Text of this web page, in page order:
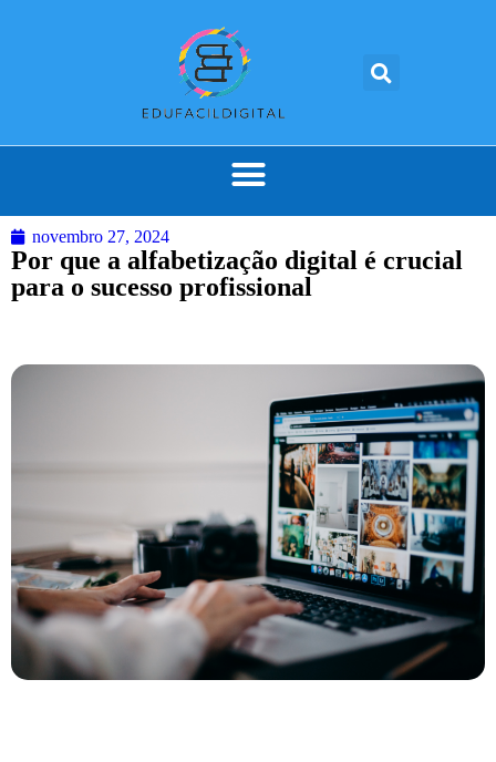
novembro 27, 2024
Por que a alfabetização digital é crucial
para o sucesso profissional